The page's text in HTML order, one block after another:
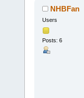
NHBFan
Users
Posts: 6